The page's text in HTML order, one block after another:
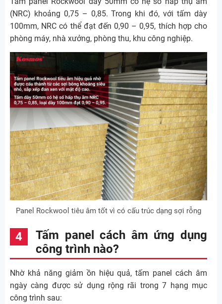
(NRC) khoảng 0,75 – 0,85. Trong khi đó, với tấm dày
100mm, NRC có thể đạt đến 0,90 – 0,95, thích hợp cho
phòng máy, nhà xưởng, phòng thu, khu công nghiệp.
Panel Rockwool tiêu âm tốt vì có cấu trúc dạng sợi rỗng
Tấm panel cách âm ứng dụng
công trình nào?
Nhờ khả năng giảm ồn hiệu quả, tấm panel cách âm
ngày càng được sử dụng rộng rãi trong 7 hạng mục
công trình sau: